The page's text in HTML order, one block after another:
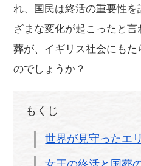
れ、国民は終活の重要性を
ざまな変化が起こったと
葬が、イギリス社会にも
のでしょうか？
もくじ
世界が見守ったエ